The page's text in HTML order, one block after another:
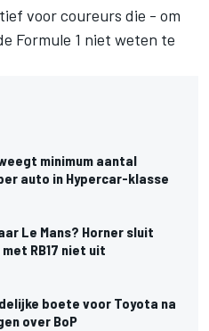
voor coureurs die - om
Formule 1 niet weten te
minimum aantal
auto in Hypercar-klasse
Le Mans? Horner sluit
RB17 niet uit
boete voor Toyota na
over BoP